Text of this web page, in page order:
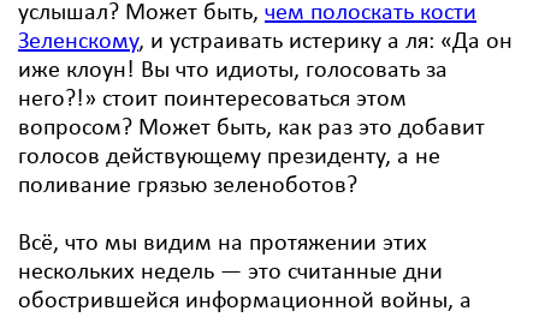
услышал? Может быть, чем полоскать кости
Зеленскому, и устраивать истерику а ля: «Да он
иже клоун! Вы что идиоты, голосовать за
него?!» стоит поинтересоваться этом
вопросом? Может быть, как раз это добавит
голосов действующему президенту, а не
поливание грязью зеленоботов?
Всё, что мы видим на протяжении этих
нескольких недель — это считанные дни
обострившейся информационной войны, а